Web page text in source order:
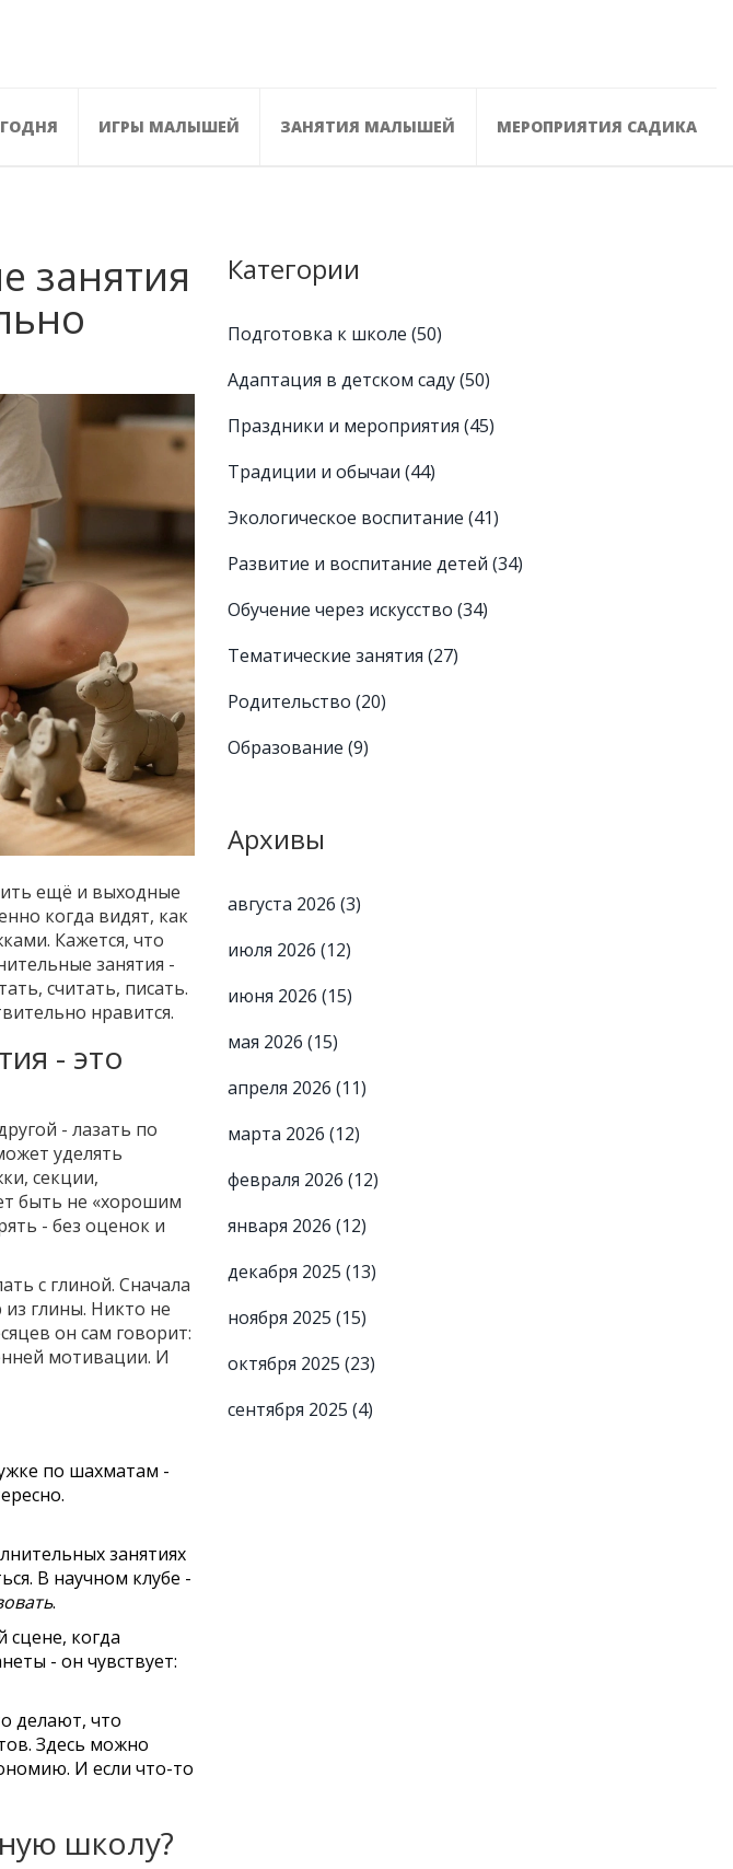
ИГРЫ МАЛЫШЕЙ ЗАНЯТИЯ МАЛЫШЕЙ МЕРОПРИЯТИЯ САДИКА
занятия
ещё и выходные
когда видят, как
Кажется, что
занятия -
считать, писать.
нравится.
- это
- лазать по
уделять
секции,
быть не «хорошим
- без оценок и
с глиной. Сначала
глины. Никто не
он сам говорит:
мотивации. И
по шахматам -
занятиях
В научном клубе -
.
сцене, когда
- он чувствует:
делают, что
Здесь можно
И если что-то
школу?
Категории
Подготовка к школе (50)
Адаптация в детском саду(50)
Праздники и мероприятия (45)
Традиции и обычаи (44)
Экологическое воспитание (41)
Развитие и воспитание детей (34)
Обучение через искусство (34)
Тематические занятия (27)
Родительство (20)
Образование (9)
Архивы
августа 2026 (3)
июля 2026 (12)
июня 2026 (15)
мая 2026 (15)
апреля 2026 (11)
марта 2026 (12)
февраля 2026 (12)
января 2026 (12)
декабря 2025 (13)
ноября 2025 (15)
октября 2025 (23)
сентября 2025 (4)